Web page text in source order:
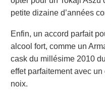
petite dizaine d’années
Enfin, un accord parfait
alcool fort, comme un
cask du millésime 2010
effet parfaitement avec
noix.